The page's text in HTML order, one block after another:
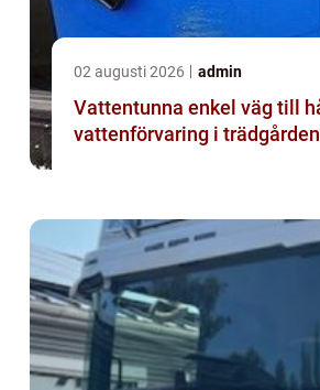
02 augusti 2026 admin
Vattentunna enkel väg till hållbar
vattenförvaring i trädgården